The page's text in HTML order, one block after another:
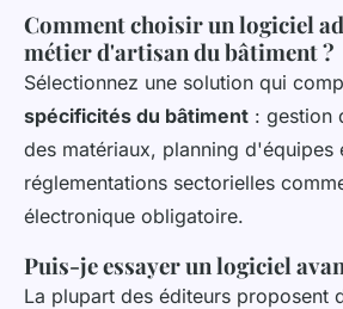
Comment choisir un logiciel
métier d'artisan du bâtiment ?
Sélectionnez une solution qui
spécificités du bâtiment : gestion
des matériaux, planning d'équipes
réglementations sectorielles
électronique obligatoire.
Puis-je essayer un logiciel
La plupart des éditeurs proposent